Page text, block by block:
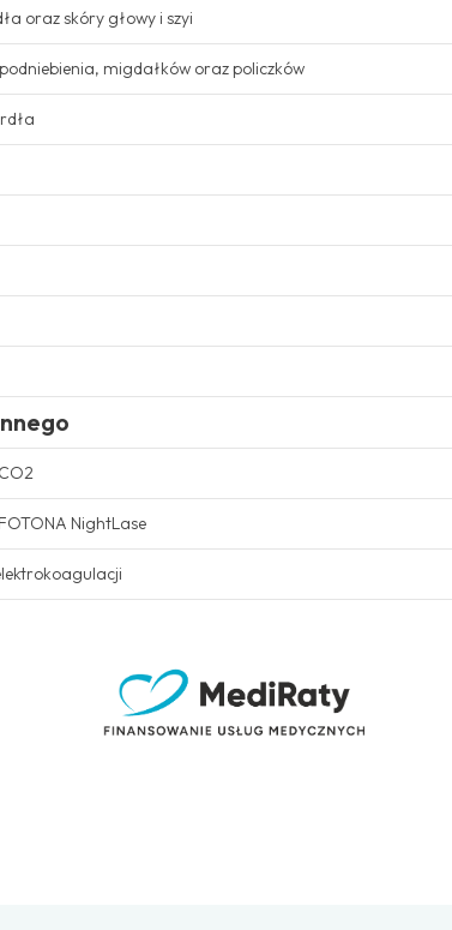
oraz skóry głowy i szyi
migdałków oraz policzków
NightLase